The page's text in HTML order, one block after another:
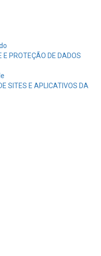
E PROTEÇÃO DE DADOS
SITES E APLICATIVOS DA